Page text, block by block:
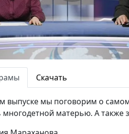
Скачать
выпуске мы поговорим о
матерью. А также